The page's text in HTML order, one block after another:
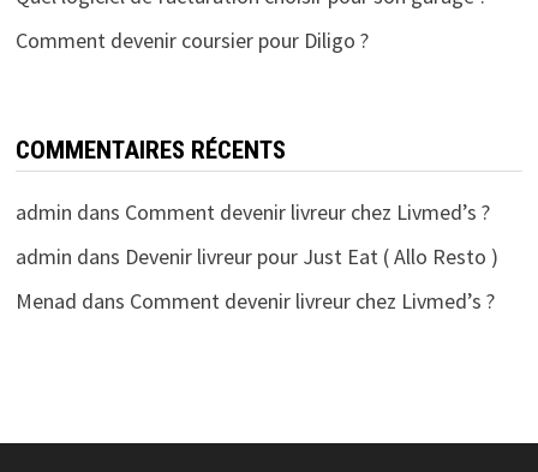
Comment devenir coursier pour Diligo ?
COMMENTAIRES RÉCENTS
admin dans Comment devenir livreur chez Livmed’s ?
admin dans Devenir livreur pour Just Eat ( Allo Resto )
Menad dans Comment devenir livreur chez Livmed’s ?